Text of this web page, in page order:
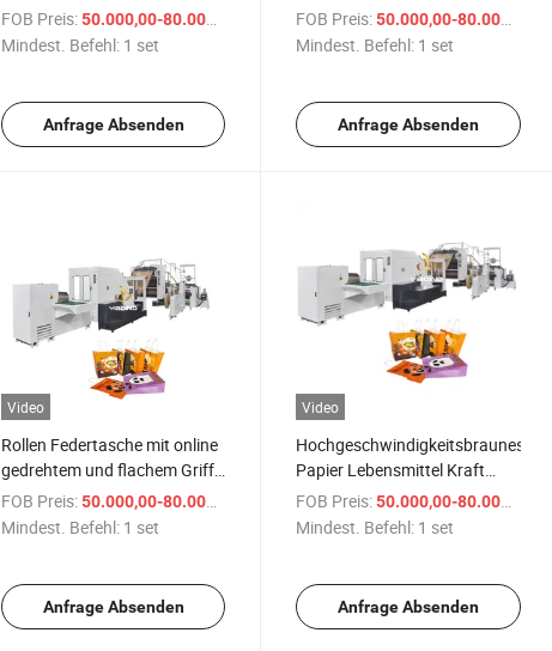
Quadrat-Flachboden/V-
Scharf-Boden-Kraftpapier-
Herstellungsmaschine zu
niedrigem Preis
FOB Preis:50.000,00-80.000,00 $
Mindest. Befehl: 1 set
Anfrage Absenden
Bodenpapiertragetaschenmaschine
mit gedrehtem Griff inline
FOB Preis: 50.000,00-80.000,00 $
Mindest. Befehl: 1 set
Anfrage Absenden
Video
Rollen Federtasche mit online
gedrehtem und flachem Griff
sowie Rundgriffmaschine
FOB Preis:50.000,00-80.000,00 $
Mindest. Befehl: 1 set
Anfrage Absenden
Video
Hochgeschwindigkeitsbraunes
Papier Lebensmittel Kraft
Flachgriff und Papier
gedrehter Griff Wechsel Kraft
Herstellungsmaschine
FOB Preis: 50.000,00-80.000,00 $
Mindest. Befehl: 1 set
Anfrage Absenden